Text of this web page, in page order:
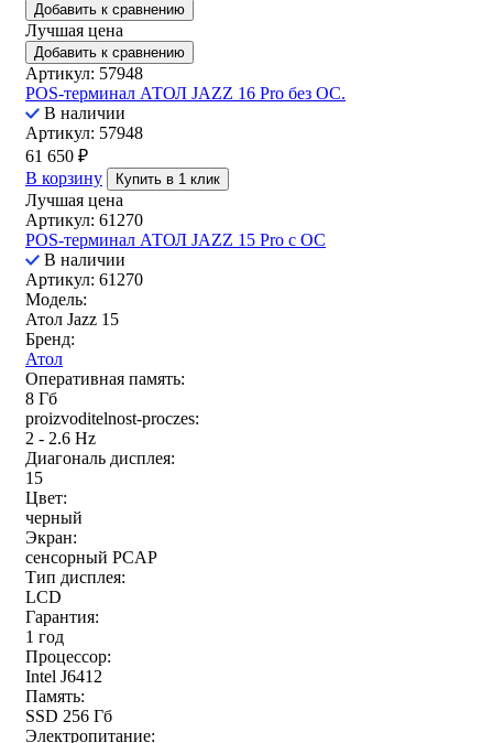
Добавить к сравнению
Лучшая цена
Добавить к сравнению
Артикул: 57948
POS-терминал АТОЛ JAZZ 16 Pro без ОС.
В наличии
Артикул: 57948
61 650 ₽
В корзину
Купить в 1 клик
Лучшая цена
Артикул: 61270
POS-терминал АТОЛ JAZZ 15 Pro с ОС
В наличии
Артикул: 61270
Модель:
Атол Jazz 15
Бренд:
Атол
Оперативная память:
8 Гб
proizvoditelnost-proczes:
2 - 2.6 Hz
Диагональ дисплея:
15
Цвет:
черный
Экран:
сенсорный PCAP
Тип дисплея:
LCD
Гарантия:
1 год
Процессор:
Intel J6412
Память:
SSD 256 Гб
Электропитание: